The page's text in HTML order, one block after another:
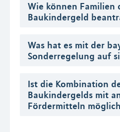
Wie können Familien
Baukindergeld
Was hat es mit der
Sonderregelung auf
Ist die Kombination
Baukindergelds mit
Fördermitteln